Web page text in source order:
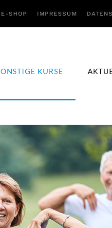
SHOP IMPRESSUM
KURSE